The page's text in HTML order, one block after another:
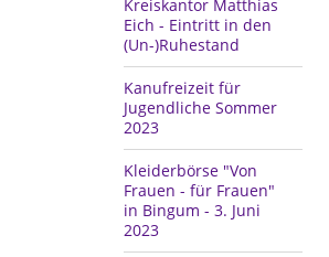
Kreiskantor Matthias
Eich - Eintritt in den
(Un-)Ruhestand
Kanufreizeit für
Jugendliche Sommer
2023
Kleiderbörse "Von
Frauen - für Frauen"
in Bingum - 3. Juni
2023